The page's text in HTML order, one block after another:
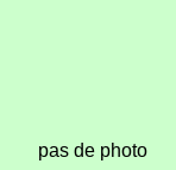
pas de photo